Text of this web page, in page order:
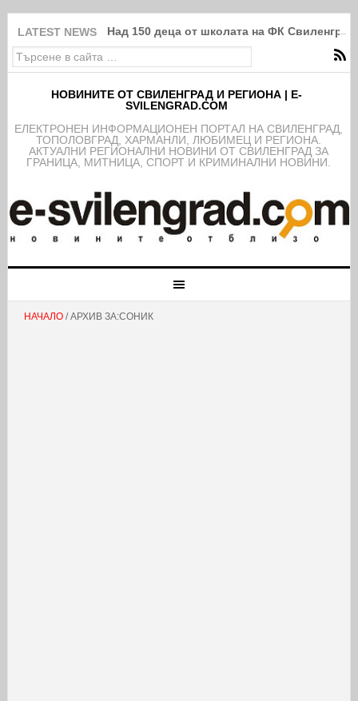
LATEST NEWS Над 150 деца от школата на ФК
НОВИНИТЕ ОТ СВИЛЕНГРАД И РЕГИОНА | E-
SVILENGRAD.COM
EЛЕКТРОНЕН ИНФОРМАЦИОНЕН ПОРТАЛ НА СВИЛЕНГРАД,
ТОПОЛОВГРАД, ХАРМАНЛИ, ЛЮБИМЕЦ И РЕГИОНА.
АКТУАЛНИ РЕГИОНАЛНИ НОВИНИ ОТ СВИЛЕНГРАД ЗА
ГРАНИЦА, МИТНИЦА, СПОРТ И КРИМИНАЛНИ НОВИНИ.
НАЧАЛО/ АРХИВ ЗА:СОНИК